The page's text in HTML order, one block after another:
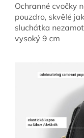
Ochranné cvočky
pouzdro, skvělé
sluchátka
vysoký 9 cm